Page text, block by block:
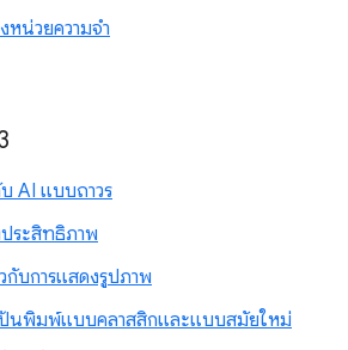
น่วยความจำ
AI แบบถาวร
ระสิทธิภาพ
กับการแสดงรูปภาพ
ป้นพิมพ์แบบคลาสสิกและแบบสมัยใหม่